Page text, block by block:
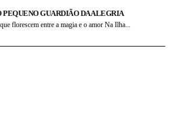
PEQUENO GUARDIÃO DA ALEGRIA
florescem entre a magia e o amor Na Ilha...